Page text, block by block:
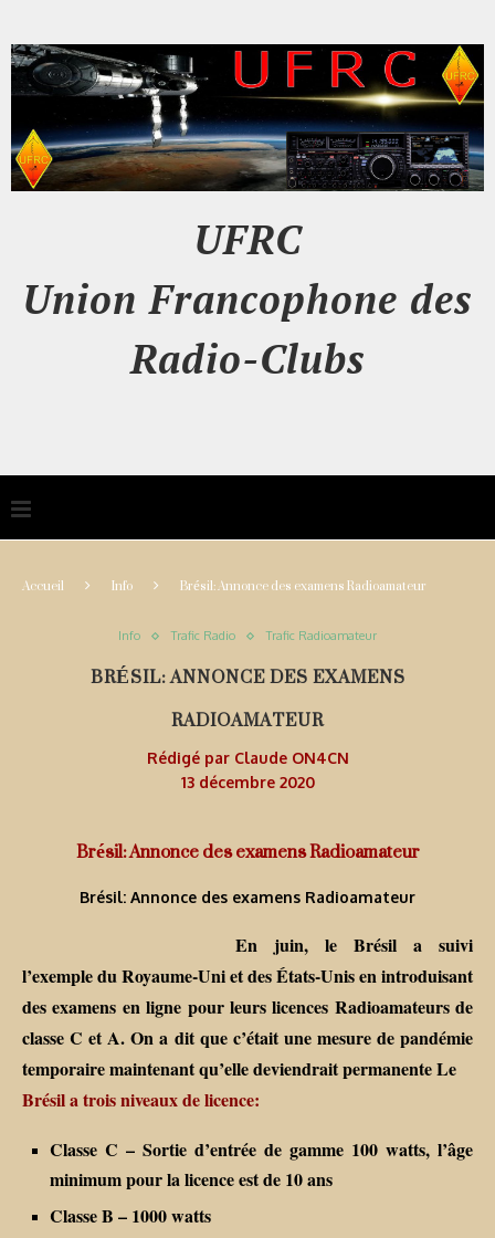
UFRC
Union Francophone des
Radio-Clubs
Accueil Info Brésil: Annonce des examens Radioamateur
Info Trafic Radio Trafic Radioamateur
BRÉSIL: ANNONCE DES EXAMENS
RADIOAMATEUR
Rédigé par Claude ON4CN
13 décembre 2020
Brésil: Annonce des examens Radioamateur
Brésil: Annonce des examens Radioamateur
En juin, le Brésil a suivi
l’exemple du Royaume-Uni et des États-Unis en introduisant
des examens en ligne pour leurs licences Radioamateurs de
classe C et A. On a dit que c’était une mesure de pandémie
temporaire maintenant qu’elle deviendrait permanente Le
Brésil a trois niveaux de licence:
Classe C – Sortie d’entrée de gamme 100 watts, l’âge
minimum pour la licence est de 10 ans
Classe B – 1000 watts